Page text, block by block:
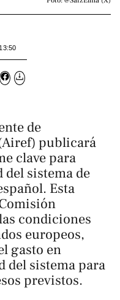
de
publicará
clave para
sistema de
Esta
condiciones
europeos,
gasto en
del sistema para
previstos.